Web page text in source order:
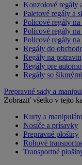
Konzolové regály
Paletové regály a
Policové regály
Policové regály na
Policové regály
Regály do
Regály na
Regály pre
Regály so
Prepravné sady a
Zobraziť všetko v tejto
Kurty a
Nosiče a prísavky
Prepravné plošiny
Rohové
Transportné